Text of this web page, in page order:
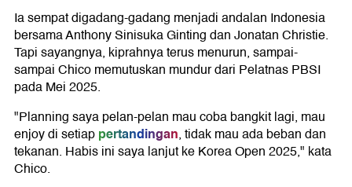
Ia sempat digadang-gadang menjadi andalan Indonesia
bersama Anthony Sinisuka Ginting dan Jonatan Christie.
Tapi sayangnya, kiprahnya terus menurun, sampai-
sampai Chico memutuskan mundur dari Pelatnas PBSI
pada Mei 2025.
"Planning saya pelan-pelan mau coba bangkit lagi, mau
enjoy di setiappertandingan, tidak mau ada beban dan
tekanan. Habis ini saya lanjut ke Korea Open 2025," kata
Chico.